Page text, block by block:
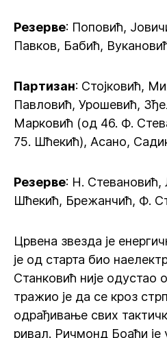
Резерве: Поповић,
Павков, Бабић,
Партизан: Стојковић,
Павловић, Урошевић,
Марковић (од 46. Ф.
75. Шћекић), Асано,
Резерве: Н. Стевановић,
Шћекић, Брежанчић, Ф.
Црвена звезда је
је од старта био
Станковић није одустао
тражио је да се кроз
одрађивање свих
ривал. Ричмонд Боаћи је